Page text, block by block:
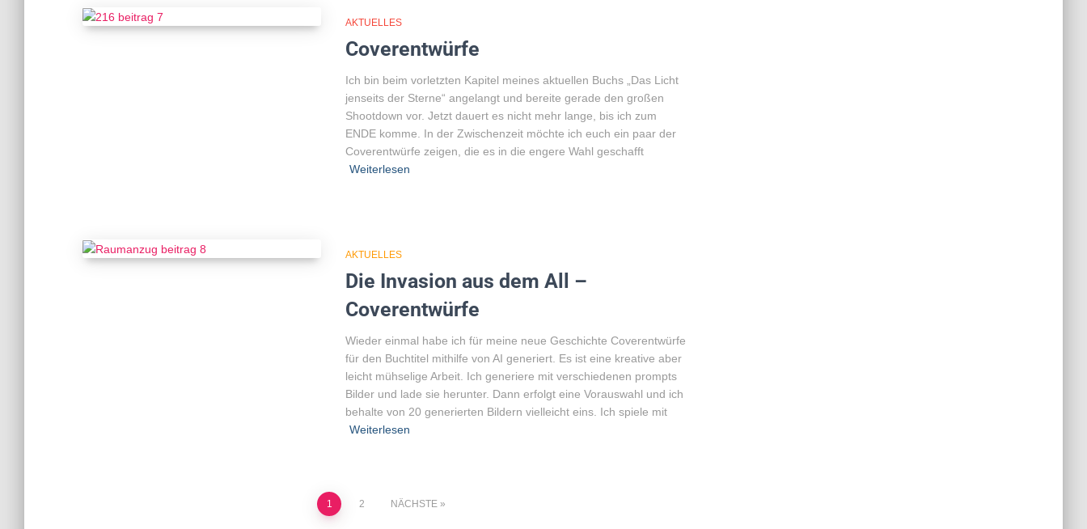
AKTUELLES
Coverentwürfe
Ich bin beim vorletzten Kapitel meines aktuellen Buchs „Das Licht
jenseits der Sterne“ angelangt und bereite gerade den großen
Shootdown vor. Jetzt dauert es nicht mehr lange, bis ich zum
ENDE komme. In der Zwischenzeit möchte ich euch ein paar der
Coverentwürfe zeigen, die es in die engere Wahl geschafft
Weiterlesen
AKTUELLES
Die Invasion aus dem All –
Coverentwürfe
Wieder einmal habe ich für meine neue Geschichte Coverentwürfe
für den Buchtitel mithilfe von AI generiert. Es ist eine kreative aber
leicht mühselige Arbeit. Ich generiere mit verschiedenen prompts
Bilder und lade sie herunter. Dann erfolgt eine Vorauswahl und ich
behalte von 20 generierten Bildern vielleicht eins. Ich spiele mit
Weiterlesen
Seitennummerierung
1 2 NÄCHSTE